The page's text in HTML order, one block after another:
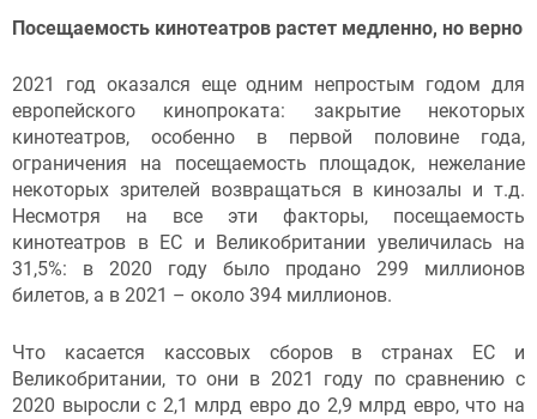
Посещаемость кинотеатров растет медленно, но верно
2021 год оказался еще одним непростым годом для
европейского кинопроката: закрытие некоторых
кинотеатров, особенно в первой половине года,
ограничения на посещаемость площадок, нежелание
некоторых зрителей возвращаться в кинозалы и т.д.
Несмотря на все эти факторы, посещаемость
кинотеатров в ЕС и Великобритании увеличилась на
31,5%: в 2020 году было продано 299 миллионов
билетов, а в 2021 – около 394 миллионов.
Что касается кассовых сборов в странах ЕС и
Великобритании, то они в 2021 году по сравнению с
2020 выросли с 2,1 млрд евро до 2,9 млрд евро, что на